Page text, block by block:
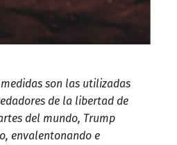
son las utilizadas
de la libertad de
del mundo, Trump
envalentonando e